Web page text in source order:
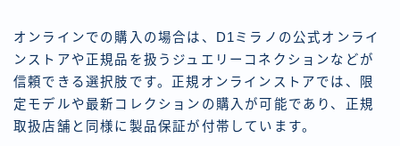
オンラインでの購入の場合は、D1ミラノの公式オンライ
ンストアや正規品を扱うジュエリーコネクションなどが
信頼できる選択肢です。正規オンラインストアでは、限
定モデルや最新コレクションの購入が可能であり、正規
取扱店舗と同様に製品保証が付帯しています。